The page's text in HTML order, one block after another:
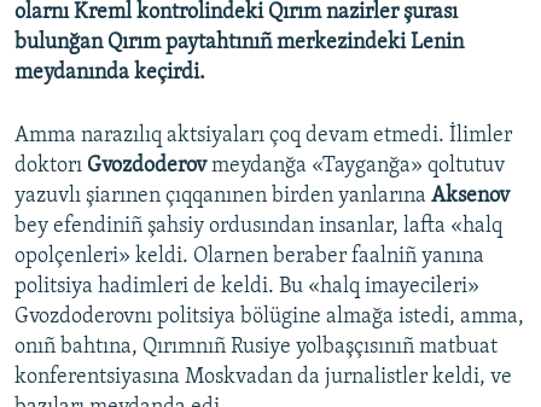
olarnı Kreml kontrolindeki Qırım nazirler şurası
bulunğan Qırım paytahtınıñ merkezindeki Lenin
meydanında keçirdi.
Amma narazılıq aktsiyaları çoq devam etmedi. İlimler
doktorı Gvozdoderovmeydanğa «Tayganğa» qoltutuv
yazuvlı şiarınen çıqqanınen birden yanlarına Aksenov
bey efendiniñ şahsiy ordusından insanlar, lafta «halq
opolçenleri» keldi. Olarnen beraber faalniñ yanına
politsiya hadimleri de keldi. Bu «halq imayecileri»
Gvozdoderovnı politsiya bölügine almağa istedi, amma,
onıñ bahtına, Qırımnıñ Rusiye yolbaşçısınıñ matbuat
konferentsiyasına Moskvadan da jurnalistler keldi, ve